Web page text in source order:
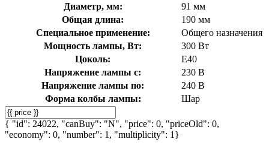
Диаметр, мм:
91 мм
Общая длина:
190 мм
Специальное применение:
Общего назначения
Мощность лампы, Вт:
300 Вт
Цоколь:
E40
Напряжение лампы с:
230 В
Напряжение лампы по:
240 В
Форма колбы лампы:
Шар
{ "id": 24022, "canBuy": "N", "price": 0, "priceOld": 0,
"economy": 0, "number": 1, "multiplicity": 1}